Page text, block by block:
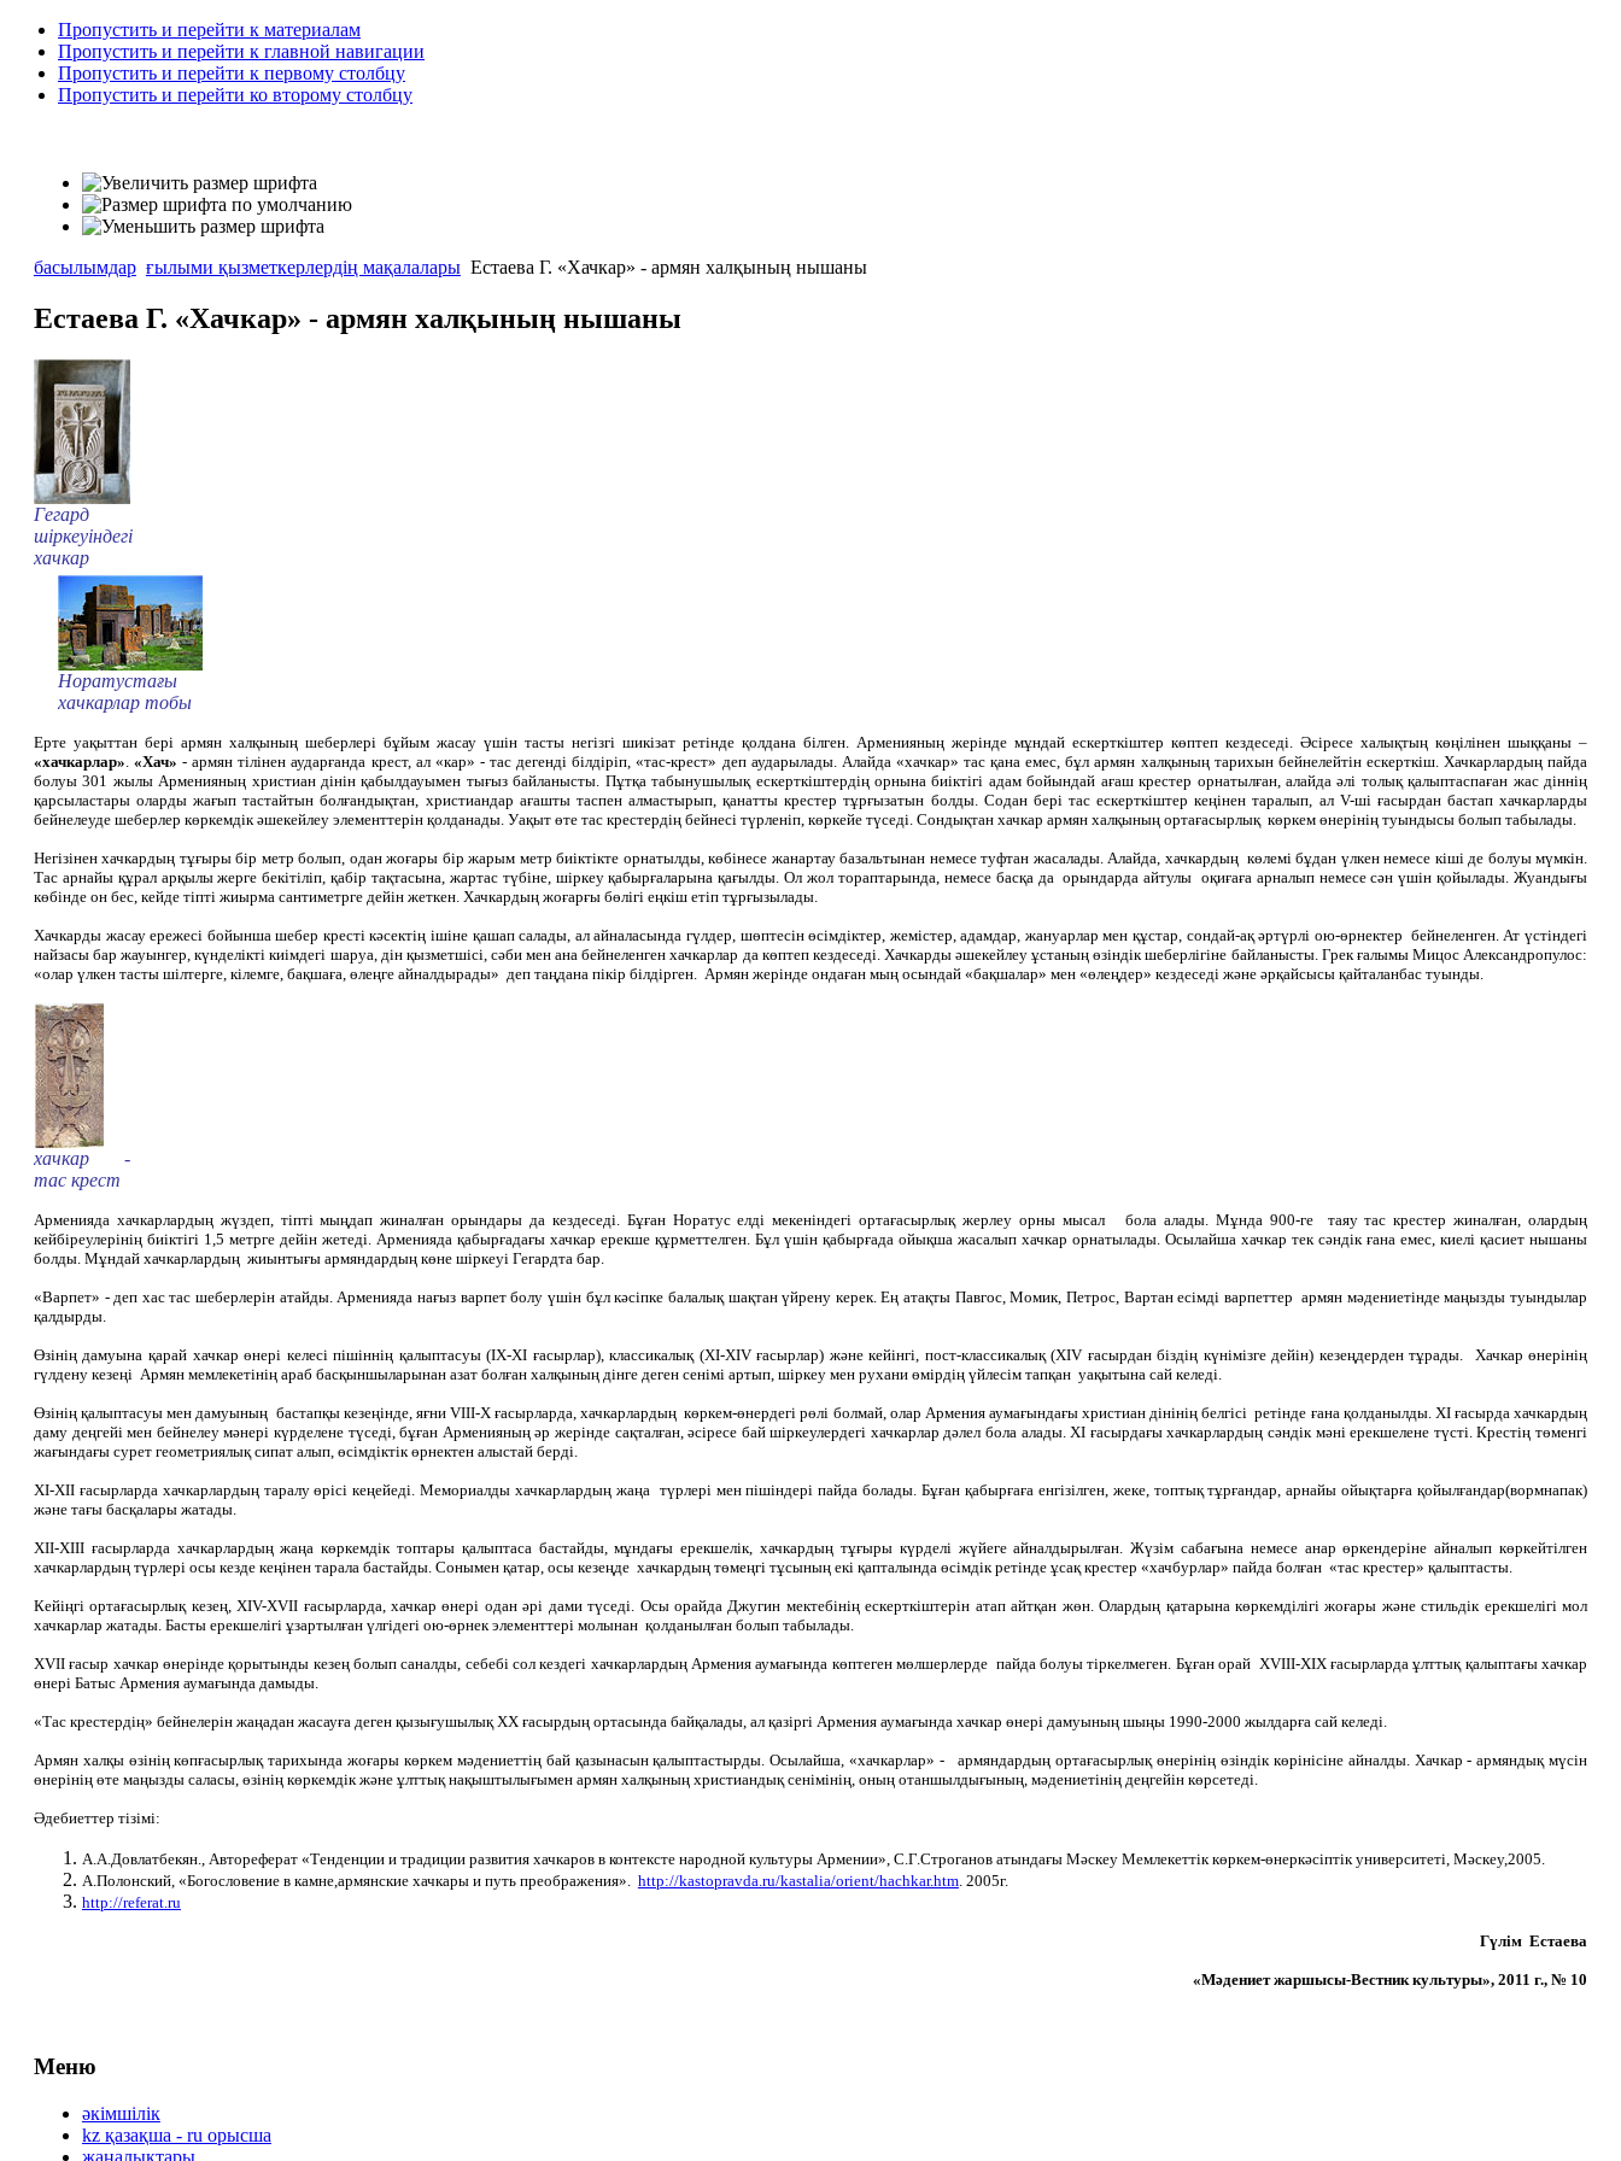
Пропустить и перейти к материалам
Пропустить и перейти к главной навигации
Пропустить и перейти к первому столбцу
Пропустить и перейти ко второму столбцу
басылымдар ғылыми қызметкерлердің мақалалары Естаева Г. «Хачкар» - армян халқының нышаны
Естаева Г. «Хачкар» - армян халқының нышаны
Гегард
шіркеуіндегі
хачкар
Норатустағы
хачкарлар тобы
Ерте уақыттан бері армян халқының шеберлері бұйым жасау үшін тасты негізгі шикізат ретінде қолдана білген. Арменияның жерінде мұндай ескерткіштер көптеп кездеседі. Әсіресе халықтың көңілінен шыққаны –
«хачкарлар».«Хач» - армян тілінен аударғанда крест, ал «кар» - тас дегенді білдіріп, «тас-крест» деп аударылады. Алайда «хачкар» тас қана емес, бұл армян халқының тарихын бейнелейтін ескерткіш. Хачкарлардың пайда
болуы 301 жылы Арменияның христиан дінін қабылдауымен тығыз байланысты. Пұтқа табынушылық ескерткіштердің орнына биіктігі адам бойындай ағаш крестер орнатылған, алайда әлі толық қалыптаспаған жас діннің
қарсыластары оларды жағып тастайтын болғандықтан, христиандар ағашты таспен алмастырып, қанатты крестер тұрғызатын болды. Содан бері тас ескерткіштер кеңінен таралып, ал V-ші ғасырдан бастап хачкарларды
бейнелеуде шеберлер көркемдік әшекейлеу элементтерін қолданады. Уақыт өте тас крестердің бейнесі түрленіп, көркейе түседі. Сондықтан хачкар армян халқының ортағасырлық көркем өнерінің туындысы болып табылады.
Негізінен хачкардың тұғыры бір метр болып, одан жоғары бір жарым метр биіктікте орнатылды, көбінесе жанартау базальтынан немесе туфтан жасалады. Алайда, хачкардың көлемі бұдан үлкен немесе кіші де болуы мүмкін.
Тас арнайы құрал арқылы жерге бекітіліп, қабір тақтасына, жартас түбіне, шіркеу қабырғаларына қағылды. Ол жол тораптарында, немесе басқа да орындарда айтулы оқиғаға арналып немесе сән үшін қойылады. Жуандығы
көбінде он бес, кейде тіпті жиырма сантиметрге дейін жеткен. Хачкардың жоғарғы бөлігі еңкіш етіп тұрғызылады.
Хачкарды жасау ережесі бойынша шебер кресті кәсектің ішіне қашап салады, ал айналасында гүлдер, шөптесін өсімдіктер, жемістер, адамдар, жануарлар мен құстар, сондай-ақ әртүрлі ою-өрнектер бейнеленген. Ат үстіндегі
найзасы бар жауынгер, күнделікті киімдегі шаруа, дін қызметшісі, сәби мен ана бейнеленген хачкарлар да көптеп кездеседі. Хачкарды әшекейлеу ұстаның өзіндік шеберлігіне байланысты. Грек ғалымы Мицос Александропулос:
«олар үлкен тасты шілтерге, кілемге, бақшаға, өлеңге айналдырады» деп таңдана пікір білдірген. Армян жерінде ондаған мың осындай «бақшалар» мен «өлеңдер» кездеседі және әрқайсысы қайталанбас туынды.
хачкар -
тас крест
Арменияда хачкарлардың жүздеп, тіпті мыңдап жиналған орындары да кездеседі. Бұған Норатус елді мекеніндегі ортағасырлық жерлеу орны мысал бола алады. Мұнда 900-ге таяу тас крестер жиналған, олардың
кейбіреулерінің биіктігі 1,5 метрге дейін жетеді. Арменияда қабырғадағы хачкар ерекше құрметтелген. Бұл үшін қабырғада ойықша жасалып хачкар орнатылады. Осылайша хачкар тек сәндік ғана емес, киелі қасиет нышаны
болды. Мұндай хачкарлардың жиынтығы армяндардың көне шіркеуі Гегардта бар.
«Варпет» - деп хас тас шеберлерін атайды. Арменияда нағыз варпет болу үшін бұл кәсіпке балалық шақтан үйрену керек. Ең атақты Павгос, Момик, Петрос, Вартан есімді варпеттер армян мәдениетінде маңызды туындылар
қалдырды.
Өзінің дамуына қарай хачкар өнері келесі пішіннің қалыптасуы (ІХ-ХІ ғасырлар), классикалық (XI-XIV ғасырлар) және кейінгі, пост-классикалық (XIV ғасырдан біздің күнімізге дейін) кезеңдерден тұрады. Хачкар өнерінің
гүлдену кезеңі Армян мемлекетінің араб басқыншыларынан азат болған халқының дінге деген сенімі артып, шіркеу мен рухани өмірдің үйлесім тапқан уақытына сай келеді.
Өзінің қалыптасуы мен дамуының бастапқы кезеңінде, яғни VIII-X ғасырларда, хачкарлардың көркем-өнердегі рөлі болмай, олар Армения аумағындағы христиан дінінің белгісі ретінде ғана қолданылды. ХІ ғасырда хачкардың
даму деңгейі мен бейнелеу мәнері күрделене түседі, бұған Арменияның әр жерінде сақталған, әсіресе бай шіркеулердегі хачкарлар дәлел бола алады. ХІ ғасырдағы хачкарлардың сәндік мәні ерекшелене түсті. Крестің төменгі
жағындағы сурет геометриялық сипат алып, өсімдіктік өрнектен алыстай берді.
ХІ-ХІІ ғасырларда хачкарлардың таралу өрісі кеңейеді. Мемориалды хачкарлардың жаңа түрлері мен пішіндері пайда болады. Бұған қабырғаға енгізілген, жеке, топтық тұрғандар, арнайы ойықтарға қойылғандар(вормнапак)
және тағы басқалары жатады.
ХІІ-ХІІІ ғасырларда хачкарлардың жаңа көркемдік топтары қалыптаса бастайды, мұндағы ерекшелік, хачкардың тұғыры күрделі жүйеге айналдырылған. Жүзім сабағына немесе анар өркендеріне айналып көркейтілген
хачкарлардың түрлері осы кезде кеңінен тарала бастайды. Сонымен қатар, осы кезеңде хачкардың төмеңгі тұсының екі қапталында өсімдік ретінде ұсақ крестер «хачбурлар» пайда болған «тас крестер» қалыптасты.
Кейіңгі ортағасырлық кезең, XIV-XVII ғасырларда, хачкар өнері одан әрі дами түседі. Осы орайда Джугин мектебінің ескерткіштерін атап айтқан жөн. Олардың қатарына көркемділігі жоғары және стильдік ерекшелігі мол
хачкарлар жатады. Басты ерекшелігі ұзартылған үлгідегі ою-өрнек элементтері молынан қолданылған болып табылады.
XVII ғасыр хачкар өнерінде қорытынды кезең болып саналды, себебі сол кездегі хачкарлардың Армения аумағында көптеген мөлшерлерде пайда болуы тіркелмеген. Бұған орай XVIII-XIX ғасырларда ұлттық қалыптағы хачкар
өнері Батыс Армения аумағында дамыды.
«Тас крестердің» бейнелерін жаңадан жасауға деген қызығушылық ХХ ғасырдың ортасында байқалады, ал қазіргі Армения аумағында хачкар өнері дамуының шыңы 1990-2000 жылдарға сай келеді.
Армян халқы өзінің көпғасырлық тарихында жоғары көркем мәдениеттің бай қазынасын қалыптастырды. Осылайша, «хачкарлар» - армяндардың ортағасырлық өнерінің өзіндік көрінісіне айналды. Хачкар - армяндық мүсін
өнерінің өте маңызды саласы, өзінің көркемдік және ұлттық нақыштылығымен армян халқының христиандық сенімінің, оның отаншылдығының, мәдениетінің деңгейін көрсетеді.
Әдебиеттер тізімі:
А.А.Довлатбекян., Автореферат «Тенденции и традиции развития хачкаров в контексте народной культуры Армении», С.Г.Строганов атындағы Мәскеу Мемлекеттік көркем-өнеркәсіптік университеті, Мәскеу,2005.
А.Полонский, «Богословение в камне,армянские хачкары и путь преображения». http://kastopravda.ru/kastalia/orient/hachkar.htm. 2005г.
http://referat.ru
Гүлім Естаева
«Мәдениет жаршысы-Вестник культуры», 2011 г., № 10
Меню
әкімшілік
kz қазақша - ru орысша
жаңалықтары